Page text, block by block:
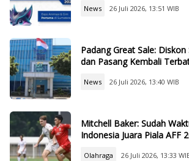
News 26 Juli 2026, 13:51 WIB
Padang Great Sale:
dan Pasang Kembali
News 26 Juli 2026, 13:40 WIB
Mitchell Baker: Sudah
Indonesia Juara Piala AFF
Olahraga 26 Juli 2026, 13:33